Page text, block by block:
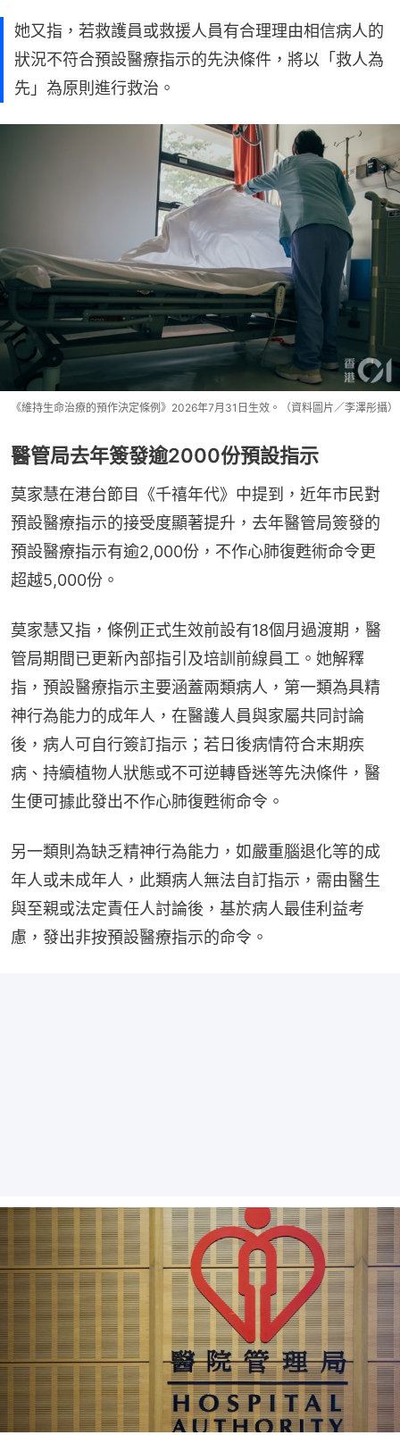
她又指，若救護員或救援人員有合理理由相信病人的
狀況不符合預設醫療指示的先決條件，將以「救人為
先」為原則進行救治。
《維持生命治療的預作決定條例》2026年7月31日生效。（資料圖片／李澤彤攝）
醫管局去年簽發逾2000份預設指示
莫家慧在港台節目《千禧年代》中提到，近年市民對
預設醫療指示的接受度顯著提升，去年醫管局簽發的
預設醫療指示有逾2,000份，不作心肺復甦術命令更
超越5,000份。
莫家慧又指，條例正式生效前設有18個月過渡期，醫
管局期間已更新內部指引及培訓前線員工。她解釋
指，預設醫療指示主要涵蓋兩類病人，第一類為具精
神行為能力的成年人，在醫護人員與家屬共同討論
後，病人可自行簽訂指示；若日後病情符合末期疾
病、持續植物人狀態或不可逆轉昏迷等先決條件，醫
生便可據此發出不作心肺復甦術命令。
另一類則為缺乏精神行為能力，如嚴重腦退化等的成
年人或未成年人，此類病人無法自訂指示，需由醫生
與至親或法定責任人討論後，基於病人最佳利益考
慮，發出非按預設醫療指示的命令。